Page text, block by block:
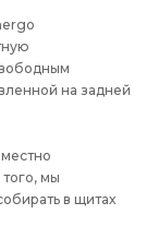
на задней
мы
в щитах